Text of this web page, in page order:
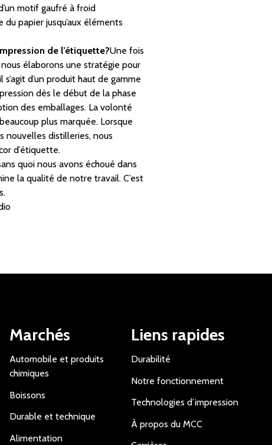
motif gaufré à froid
papier jusqu’aux éléments
de l’étiquette?Une fois
élaborons une stratégie pour
d’un produit haut de gamme
dès le début de la phase
des emballages. La volonté
plus marquée. Lorsque
nouvelles distilleries, nous
d’étiquette.
quoi nous avons échoué dans
la qualité de notre travail. C’est
Marchés
Automobile et produits
chimiques
Boissons
Durable et technique
Alimentation
Liens rapides
Durabilité
Notre fonctionnement
Technologies d’impression
À propos du MCC